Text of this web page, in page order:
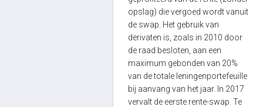
opslag) die vergoed wordt vanuit
de swap. Het gebruik van
derivaten is, zoals in 2010 door
de raad besloten, aan een
maximum gebonden van 20%
van de totale leningenportefeuille
bij aanvang van het jaar. In 2017
vervalt de eerste rente-swap. Te